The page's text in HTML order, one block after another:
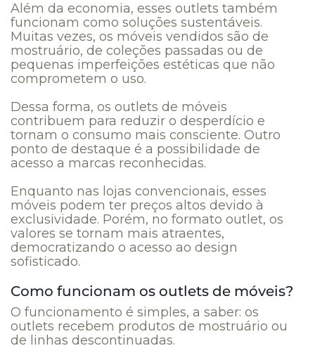
Além da economia, esses outlets também
funcionam como soluções sustentáveis.
Muitas vezes, os móveis vendidos são de
mostruário, de coleções passadas ou de
pequenas imperfeições estéticas que não
comprometem o uso.
Dessa forma, os outlets de móveis
contribuem para reduzir o desperdício e
tornam o consumo mais consciente. Outro
ponto de destaque é a possibilidade de
acesso a marcas reconhecidas.
Enquanto nas lojas convencionais, esses
móveis podem ter preços altos devido à
exclusividade. Porém, no formato outlet, os
valores se tornam mais atraentes,
democratizando o acesso ao design
sofisticado.
Como funcionam os outlets de móveis?
O funcionamento é simples, a saber: os
outlets recebem produtos de mostruário ou
de linhas descontinuadas.